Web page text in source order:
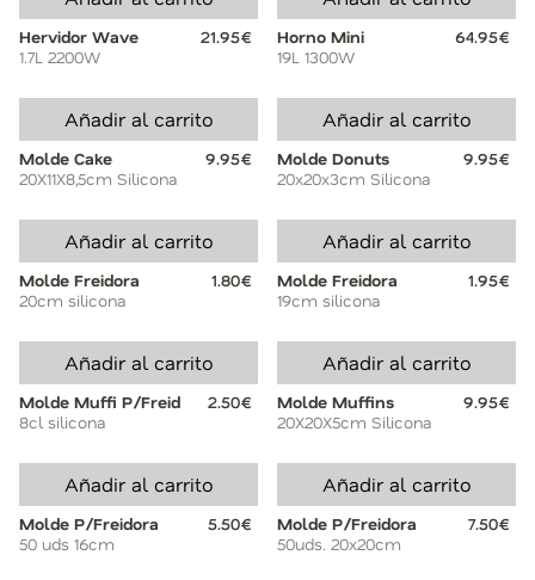
Hervidor Wave
21.95€
1.7L 2200W
Horno Mini
64.95€
19L 1300W
Añadir al carrito
Molde Cake
9.95€
20X11X8,5cm Silicona
Añadir al carrito
Molde Donuts
9.95€
20x20x3cm Silicona
Añadir al carrito
Molde Freidora
1.80€
20cm silicona
Añadir al carrito
Molde Freidora
1.95€
19cm silicona
Añadir al carrito
Molde Muffi P/Freid
2.50€
8cl silicona
Añadir al carrito
Molde Muffins
9.95€
20X20X5cm Silicona
Añadir al carrito
Molde P/Freidora
5.50€
50 uds 16cm
Añadir al carrito
Molde P/Freidora
7.50€
50uds. 20x20cm